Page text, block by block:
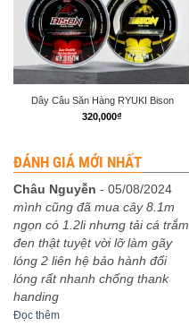
Dây Câu Săn Hàng RYUKI Bison
320,000₫
ĐÁNH GIÁ MỚI NHẤT
Châu Nguyễn - 05/08/2024
mình cũng đã mua cây 8.1m
ngọn có 1.2li nhưng tải cá trắm
đen thật tuyệt vời lỡ làm gãy
lóng 2 liên hệ bảo hành đổi
lóng rất nhanh chống thank
handing
Đọc thêm